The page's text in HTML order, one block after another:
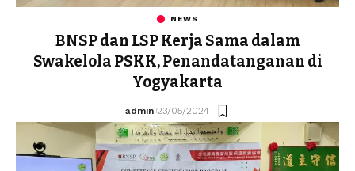
NEWS
BNSP dan LSP Kerja Sama dalam
Swakelola PSKK, Penandatanganan di
Yogyakarta
admin 23/05/2024